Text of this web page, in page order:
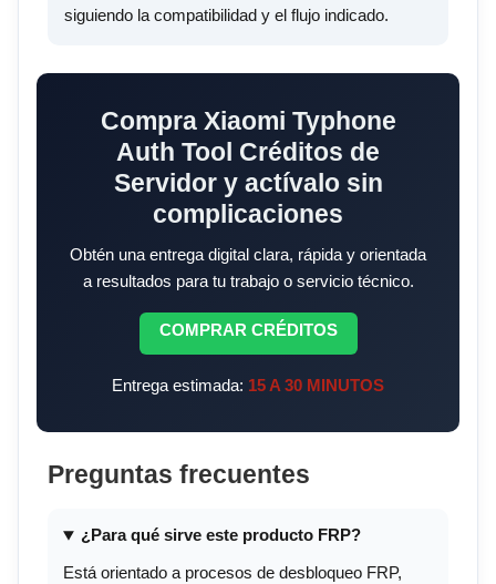
siguiendo la compatibilidad y el flujo indicado.
Compra Xiaomi Typhone
Auth Tool Créditos de
Servidor y actívalo sin
complicaciones
Obtén una entrega digital clara, rápida y orientada
a resultados para tu trabajo o servicio técnico.
COMPRAR CRÉDITOS
Entrega estimada: 15 A 30 MINUTOS
Preguntas frecuentes
¿Para qué sirve este producto FRP?
Está orientado a procesos de desbloqueo FRP,